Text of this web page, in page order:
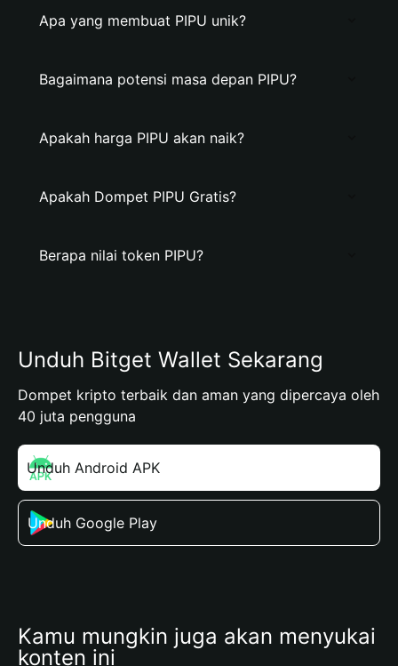
Apa yang membuat PIPU unik?
Bagaimana potensi masa depan PIPU?
Apakah harga PIPU akan naik?
Apakah Dompet PIPU Gratis?
Berapa nilai token PIPU?
Unduh Bitget Wallet Sekarang
Dompet kripto terbaik dan aman yang dipercaya oleh
40 juta pengguna
Unduh Android APK
Unduh Google Play
Kamu mungkin juga akan menyukai
konten ini